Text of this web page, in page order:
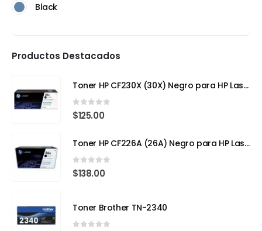
Black
Productos Destacados
Toner HP CF230X (30X) Negro para HP LaserJet Pro
0out of 5
$125.00
Toner HP CF226A (26A) Negro para HP LaserJet Pro M402
0out of 5
$138.00
Toner Brother TN-2340